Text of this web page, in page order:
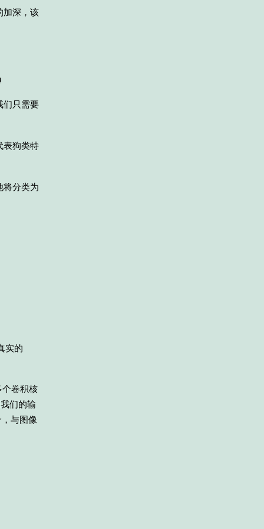
加深，该
们只需要
表狗类特
将分类为
实的
卷积核
们的输
与图像